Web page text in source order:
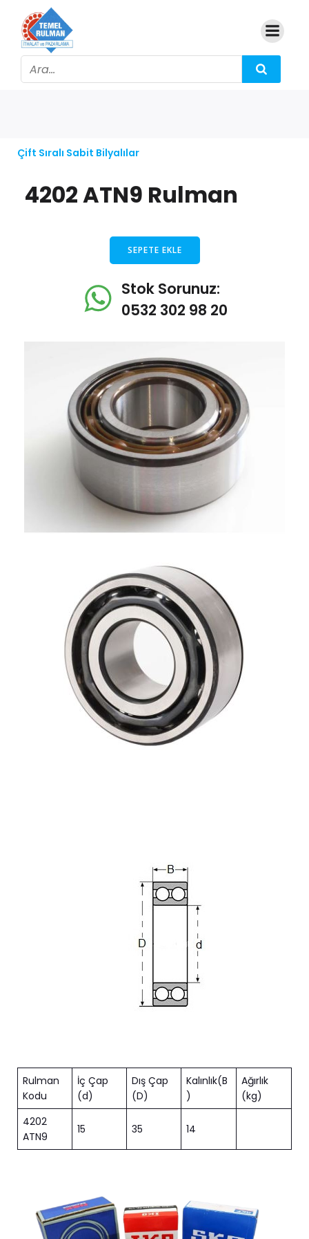
Çift Sıralı Sabit Bilyalılar
4202 ATN9 Rulman
SEPETE EKLE
Stok Sorunuz:
0532 302 98 20
Rulman
Kodu
İç Çap
(d)
Dış Çap
(D)
Kalınlık(B
)
Ağırlık
(kg)
4202
ATN9
15 35 14